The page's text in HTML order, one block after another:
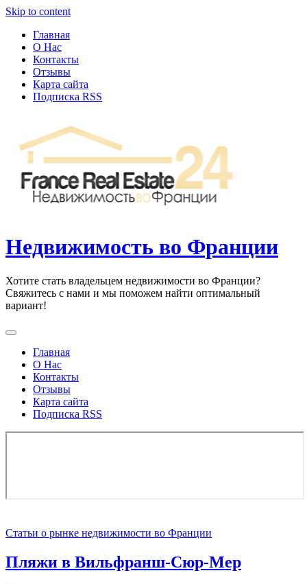
Skip to content
Главная
О Нас
Контакты
Отзывы
Карта сайта
Подписка RSS
Недвижимость во Франции
Хотите стать владельцем недвижимости во Франции?
Свяжитесь с нами и мы поможем найти оптимальный
вариант!
Главная
О Нас
Контакты
Отзывы
Карта сайта
Подписка RSS
Статьи о рынке недвижимости во Франции
Пляжи в Вильфранш-Сюр-Мер